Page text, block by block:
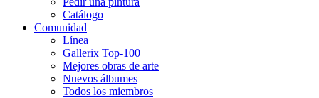
Catálogo
Comunidad
Línea
Gallerix Top-100
Mejores obras de arte
Nuevos álbumes
Todos los miembros